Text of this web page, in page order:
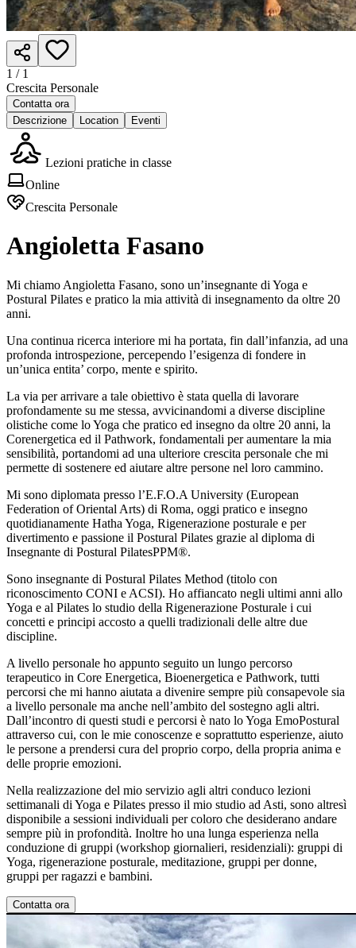
1 / 1
Crescita Personale
Contatta ora
Descrizione
Location Eventi
Lezioni pratiche in classe
Online
Crescita Personale
Angioletta Fasano
Mi chiamo Angioletta Fasano, sono un’insegnante di Yoga e
Postural Pilates e pratico la mia attività di insegnamento da oltre 20
anni.
Una continua ricerca interiore mi ha portata, fin dall’infanzia, ad una
profonda introspezione, percependo l’esigenza di fondere in
un’unica entita’ corpo, mente e spirito.
La via per arrivare a tale obiettivo è stata quella di lavorare
profondamente su me stessa, avvicinandomi a diverse discipline
olistiche come lo Yoga che pratico ed insegno da oltre 20 anni, la
Corenergetica ed il Pathwork, fondamentali per aumentare la mia
sensibilità, portandomi ad una ulteriore crescita personale che mi
permette di sostenere ed aiutare altre persone nel loro cammino.
Mi sono diplomata presso l’E.F.O.A University (European
Federation of Oriental Arts) di Roma, oggi pratico e insegno
quotidianamente Hatha Yoga, Rigenerazione posturale e per
divertimento e passione il Postural Pilates grazie al diploma di
Insegnante di Postural PilatesPPM®.
Sono insegnante di Postural Pilates Method (titolo con
riconoscimento CONI e ACSI). Ho affiancato negli ultimi anni allo
Yoga e al Pilates lo studio della Rigenerazione Posturale i cui
concetti e principi accosto a quelli tradizionali delle altre due
discipline.
A livello personale ho appunto seguito un lungo percorso
terapeutico in Core Energetica, Bioenergetica e Pathwork, tutti
percorsi che mi hanno aiutata a divenire sempre più consapevole sia
a livello personale ma anche nell’ambito del sostegno agli altri.
Dall’incontro di questi studi e percorsi è nato lo Yoga EmoPostural
attraverso cui, con le mie conoscenze e soprattutto esperienze, aiuto
le persone a prendersi cura del proprio corpo, della propria anima e
delle proprie emozioni.
Nella realizzazione del mio servizio agli altri conduco lezioni
settimanali di Yoga e Pilates presso il mio studio ad Asti, sono altresì
disponibile a sessioni individuali per coloro che desiderano andare
sempre più in profondità. Inoltre ho una lunga esperienza nella
conduzione di gruppi (workshop giornalieri, residenziali): gruppi di
Yoga, rigenerazione posturale, meditazione, gruppi per donne,
gruppi per ragazzi e bambini.
Contatta ora